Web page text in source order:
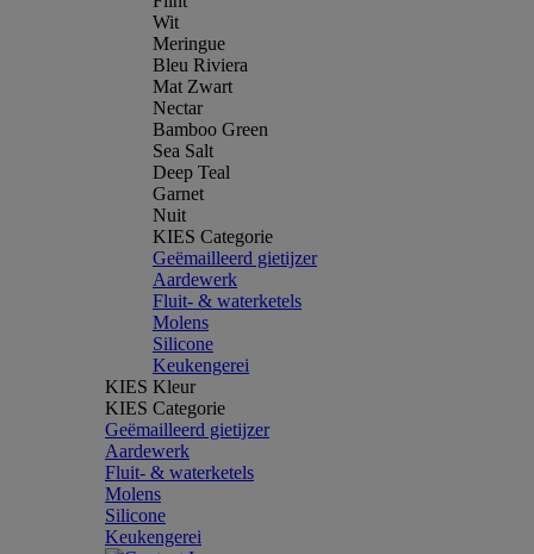
Wit
Meringue
Bleu Riviera
Mat Zwart
Nectar
Bamboo Green
Sea Salt
Deep Teal
Garnet
Nuit
KIES Categorie
Geëmailleerd gietijzer
Aardewerk
Fluit- & waterketels
Molens
Silicone
Keukengerei
KIES Kleur
KIES Categorie
Geëmailleerd gietijzer
Aardewerk
Fluit- & waterketels
Molens
Silicone
Keukengerei